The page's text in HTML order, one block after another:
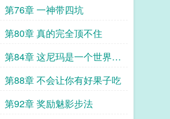
第76章 一神带四坑
第80章 真的完全顶不住
第84章 这尼玛是一个世界的
人
第88章 不会让你有好果子吃
第92章 奖励魅影步法